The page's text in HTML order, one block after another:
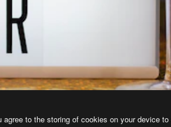
agree to the storing of cookies on your device